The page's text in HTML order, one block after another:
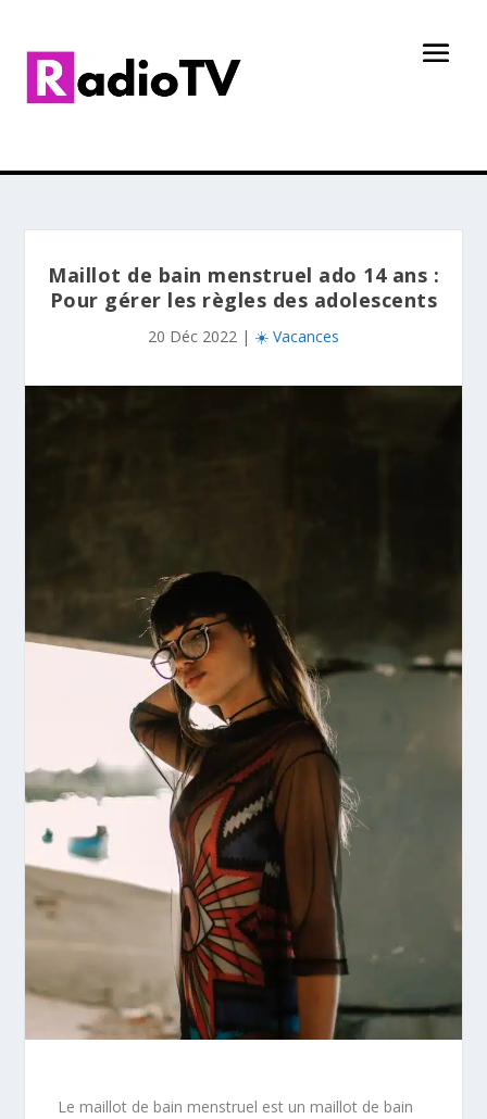
Maillot de bain menstruel ado 14 ans :
Pour gérer les règles des adolescents
20 Déc 2022 | ☀️ Vacances
Le maillot de bain menstruel est un maillot de bain